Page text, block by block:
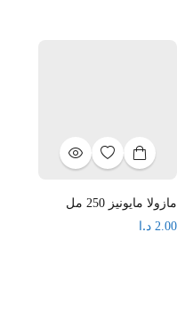
مازولا مايونيز 250 مل
2.00 د.ا